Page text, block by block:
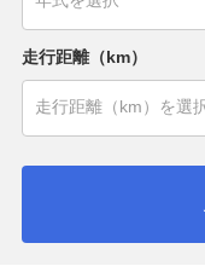
走行距離（km）